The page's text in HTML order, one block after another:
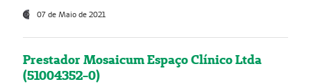
07 de Maio de 2021
Prestador Mosaicum Espaço Clínico Ltda
(51004352-0)